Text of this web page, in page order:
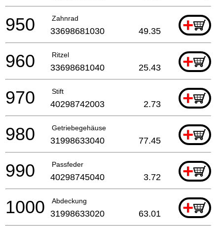
Zahnrad +
950 33698681030 49.35
Ritzel +
960 33698681040 25.43
Stift +
970 40298742003 2.73
Getriebegehäuse +
980 31998633040 77.45
Passfeder +
990 40298745040 3.72
Abdeckung +
1000 31998633020 63.01